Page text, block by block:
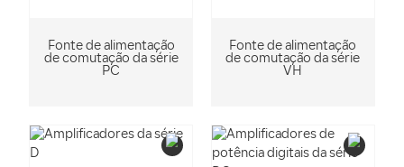
Fonte de alimentação
de comutação da série
PC
Fonte de alimentação
de comutação da série
VH